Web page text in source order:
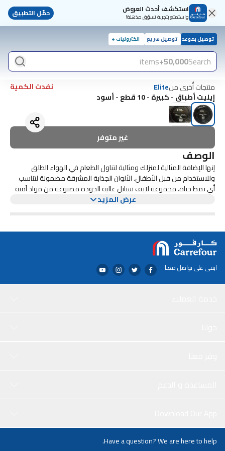
استكشف أحدث العروض
واستمتع بتجربة تسوّق مذهلة! حمّل التطبيق
توصيل بموعد توصيل سريع الكترونيات +
Search
50,000+
items
منتجات أُخرى منElite
نفدت الكمية
إيليت أطباق - كبيرة - 10 قطع - أسود
غير متوفر
الوصف
إنها الإضافة المثالية لمنزلك ومثالية لتناول الطعام في الهواء الطلق
وللاستخدام من قبل الأطفال. الألوان الجذابة المشرقة مضمونة لتناسب
أي نمط حياة. مجموعة لايف ستايل عالية الجودة مصنوعة من مواد آمنة
عرض المزيد
ابقى على تواصل معنا
Have a question? We are here to help.